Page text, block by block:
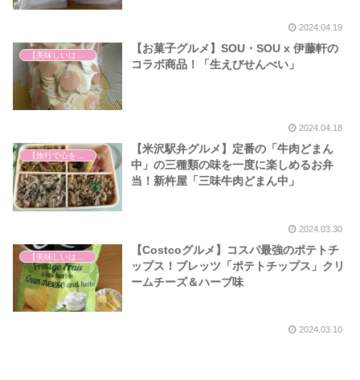
2024.04.19
【お菓子グルメ】SOU・SOU x 伊藤軒の
コラボ商品！「生えびせんべい」
2024.04.18
【旅行で心を癒そう】
【米沢駅弁グルメ】定番の「牛肉どまん
中」の三種類の味を一度に楽しめるお弁
当！新杵屋「三味牛肉どまん中」
2024.03.30
【Costcoグルメ】コスパ最強のポテトチ
ップス！ブレッツ「ポテトチップス」クリ
ームチーズ＆ハーブ味
2024.03.10